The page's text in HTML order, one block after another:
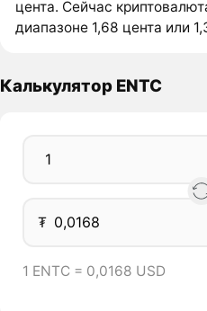
цента. Сейчас
диапазоне 1,68 цента или
Калькулятор ENTC
₮
1 ENTC = 0,0168 USD